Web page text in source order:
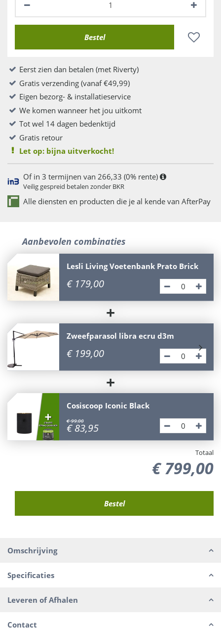
Eerst zien dan betalen (met Riverty)
Gratis verzending (vanaf €49,99)
Eigen bezorg- & installatieservice
We komen wanneer het jou uitkomt
Tot wel 14 dagen bedenktijd
Gratis retour
Let op: bijna uitverkocht!
Of in 3 termijnen van 266,33 (0% rente)
Veilig gespreid betalen zonder BKR
Alle diensten en producten die je al kende van AfterPay
Aanbevolen combinaties
Lesli Living Voetenbank Prato Brick
€ 179,00
+
Zweefparasol libra ecru d3m
€ 199,00
+
Cosiscoop Iconic Black
€ 99,00
€ 83,95
Totaal
€ 799,00
Omschrijving
Specificaties
Leveren of Afhalen
Contact